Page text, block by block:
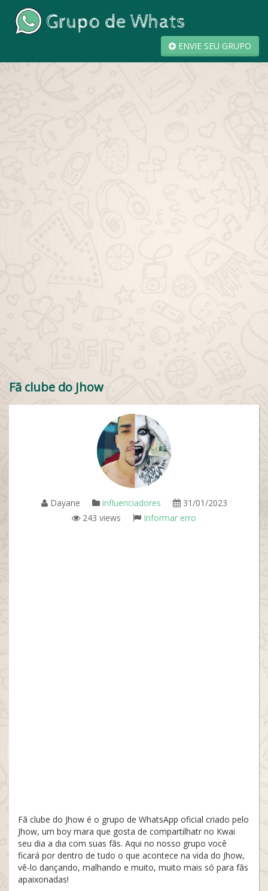
ENVIE SEU GRUPO
Fã clube do Jhow
Dayane influenciadores
31/01/2023
243 views
Informar erro
Fã clube do Jhow é o grupo de WhatsApp oficial criado pelo
Jhow, um boy mara que gosta de compartilhatr no Kwai
seu dia a dia com suas fãs. Aqui no nosso grupo você
ficará por dentro de tudo o que acontece na vida do Jhow,
vê-lo dançando, malhando e muito, muito mais só para fãs
apaixonadas!